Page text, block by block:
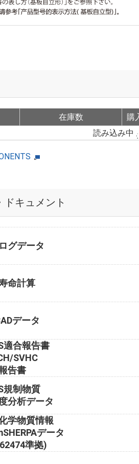
在庫数
購
読み込み中
キュメント
グデータ
命計算
データ
適合報告書
SVHC
告書
規制物質
分析データ
学物質情報
データ
準拠)